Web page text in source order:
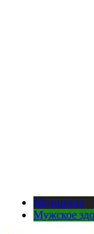
Медицина
Мужское